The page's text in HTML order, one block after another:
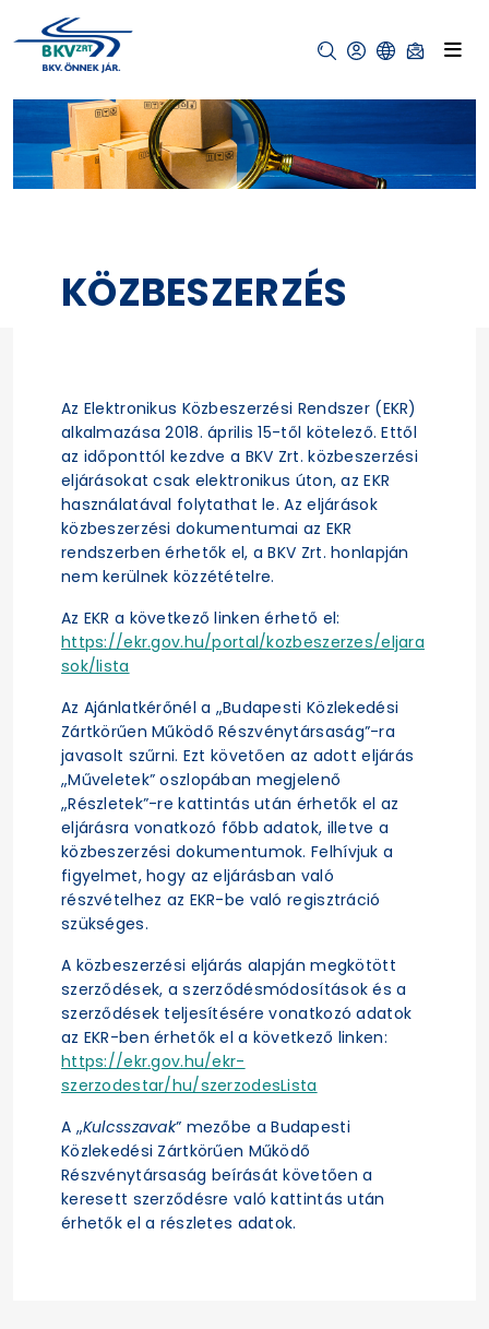
KÖZBESZERZÉS
Az Elektronikus Közbeszerzési Rendszer (EKR)
alkalmazása 2018. április 15-től kötelező. Ettől
az időponttól kezdve a BKV Zrt. közbeszerzési
eljárásokat csak elektronikus úton, az EKR
használatával folytathat le. Az eljárások
közbeszerzési dokumentumai az EKR
rendszerben érhetők el, a BKV Zrt. honlapján
nem kerülnek közzétételre.
Az EKR a következő linken érhető el:
https://ekr.gov.hu/portal/kozbeszerzes/eljara
sok/lista
Az Ajánlatkérőnél a „Budapesti Közlekedési
Zártkörűen Működő Részvénytársaság”-ra
javasolt szűrni. Ezt követően az adott eljárás
„Műveletek” oszlopában megjelenő
„Részletek”-re kattintás után érhetők el az
eljárásra vonatkozó főbb adatok, illetve a
közbeszerzési dokumentumok. Felhívjuk a
figyelmet, hogy az eljárásban való
részvételhez az EKR-be való regisztráció
szükséges.
A közbeszerzési eljárás alapján megkötött
szerződések, a szerződésmódosítások és a
szerződések teljesítésére vonatkozó adatok
az EKR-ben érhetők el a következő linken:
https://ekr.gov.hu/ekr-
szerzodestar/hu/szerzodesLista
A „Kulcsszavak” mezőbe a Budapesti
Közlekedési Zártkörűen Működő
Részvénytársaság beírását követően a
keresett szerződésre való kattintás után
érhetők el a részletes adatok.